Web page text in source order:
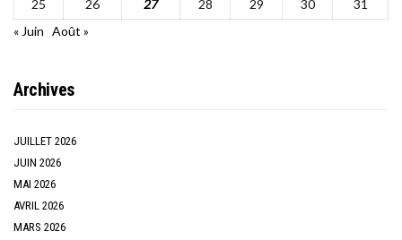
25
26 27 28 29 30
31
« Juin Août »
Archives
JUILLET 2026
JUIN 2026
MAI 2026
AVRIL 2026
MARS 2026